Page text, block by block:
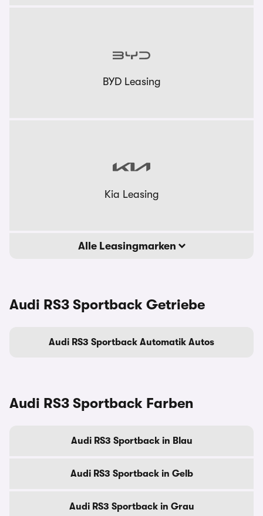
BYD Leasing
Kia Leasing
Alle Leasingmarken
Audi RS3 Sportback Getriebe
Audi RS3 Sportback Automatik Autos
Audi RS3 Sportback Farben
Audi RS3 Sportback in Blau
Audi RS3 Sportback in Gelb
Audi RS3 Sportback in Grau